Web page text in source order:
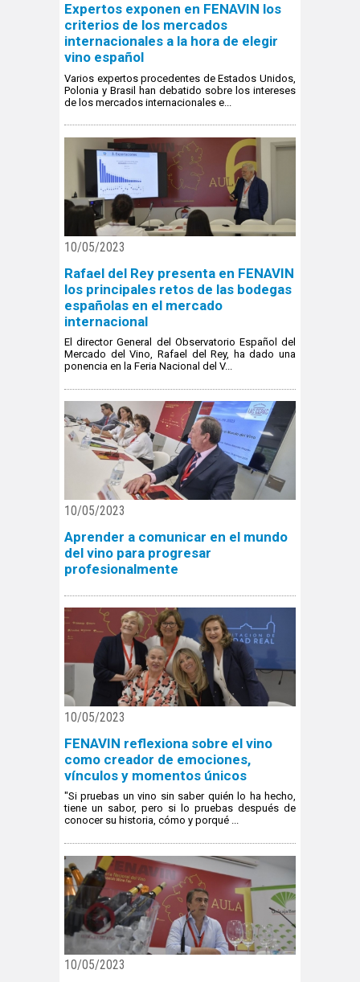
Expertos exponen en FENAVIN los
criterios de los mercados
internacionales a la hora de elegir
vino español
Varios expertos procedentes de Estados Unidos,
Polonia y Brasil han debatido sobre los intereses
de los mercados internacionales e...
10/05/2023
Rafael del Rey presenta en FENAVIN
los principales retos de las bodegas
españolas en el mercado
internacional
El director General del Observatorio Español del
Mercado del Vino, Rafael del Rey, ha dado una
ponencia en la Feria Nacional del V...
10/05/2023
Aprender a comunicar en el mundo
del vino para progresar
profesionalmente
10/05/2023
FENAVIN reflexiona sobre el vino
como creador de emociones,
vínculos y momentos únicos
"Si pruebas un vino sin saber quién lo ha hecho,
tiene un sabor, pero si lo pruebas después de
conocer su historia, cómo y porqué ...
10/05/2023